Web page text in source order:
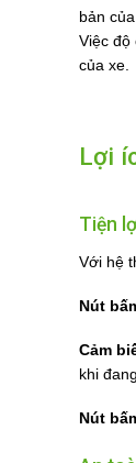
bản
Việc độ
của xe.
Lợi
Tiện
Với hệ
Nút
Cảm
khi
Nút